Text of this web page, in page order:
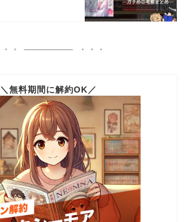
＼無料期間に解約OK／